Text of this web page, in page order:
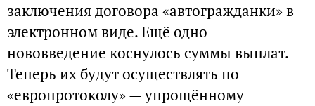
заключения договора «автогражданки» в
электронном виде. Ещё одно
нововведение коснулось суммы выплат.
Теперь их будут осуществлять по
«европротоколу» — упрощённому